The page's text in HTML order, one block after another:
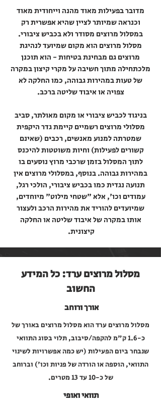
מדובר בפעילות מאוד מהנה וייחודית מאוד
וכנראה שמיותר לציין שהיא אפשרית רק
במסלול מרוצים מסודר ולא בכביש ציבורי.
מסלול מרוצים הוא מקום שמיועד לנהיגת
מרוצים גם מבחינת בטיחות - הוא תוכנן
מלכתחילה מתוך חשיבה על מקרי קיצון במקרה
של טעות במהירות גבוהה, כמו החלקה לא
צפויה או איבוד שליטה ברכב.
בניגוד לכביש ציבורי או מקום מאולתר, סביב
מסלולי מרוצים רשמיים קיימת גדר היקפית
שמטרתה למנוע מאנשים, רכבים (שאינם
קשורים לפעילות) וחיות משוטטות להיכנס
לתוך המסלול בזמן שרכבי מרוץ נוסעים בו
במהירות גבוהה. בנוסף, במסלולי מרוצים אין
תנועה נגדית כמו בכביש ציבורי, הולכי רגל,
עמודים וכו', אלא "שטחי מילוט" מיוחדים,
שמיועדים להוריד את מהירות הרכב ולעצור
אותו במקרה של איבוד שליטה או החלקה
קיצונית.
מסלול מרוצים ערד: כל המידע
החשוב
אורך ורוחב
מסלול מרוצים ערד הוא מסלול מרוצים באורך של
כ-1.6 ק"מ להקפה/סיבוב, תלוי בסוג התוואי
שנבחר ביום הפעילות (יש כמה אפשרויות לשינוי
התוואי, הוספה או הורדה של פניות וכו') וברוחב
של כ-10 עד 13 מטרים.
תוואי ואופי